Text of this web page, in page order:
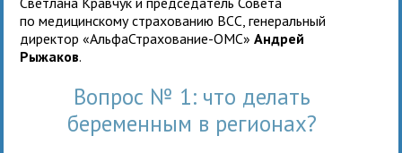
по медицинскому страхованию ВСС, генеральный
директор «АльфаСтрахование-ОМС»Андрей
Рыжаков.
Вопрос № 1: что делать
беременным в регионах?